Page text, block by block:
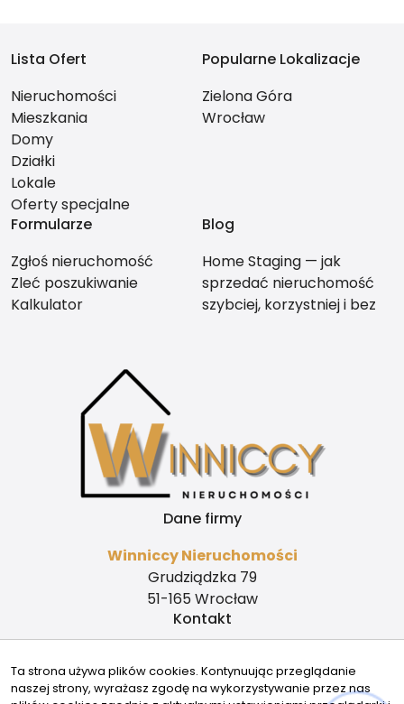
Lista Ofert
Nieruchomości
Mieszkania
Domy
Działki
Lokale
Oferty specjalne
Popularne Lokalizacje
Zielona Góra
Wrocław
Formularze
Zgłoś nieruchomość
Zleć poszukiwanie
Kalkulator
Blog
Home Staging — jak
sprzedać nieruchomość
szybciej, korzystniej i bez
Dane firmy
Winniccy Nieruchomości
Grudziądzka 79
51-165 Wrocław
Kontakt
+48 780 038 800
Ta strona używa plików cookies. Kontynuując przeglądanie
naszej strony, wyrażasz zgodę na wykorzystywanie przez nas